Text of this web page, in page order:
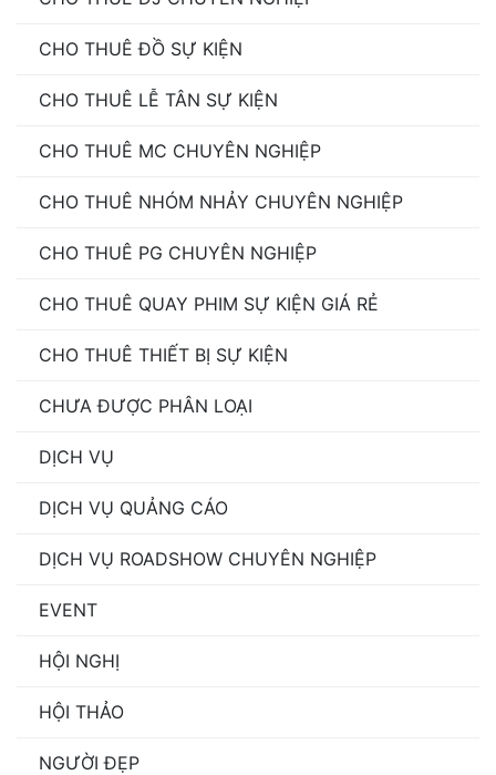
CHO THUÊ ĐỒ SỰ KIỆN
CHO THUÊ LỄ TÂN SỰ KIỆN
CHO THUÊ MC CHUYÊN NGHIỆP
CHO THUÊ NHÓM NHẢY CHUYÊN NGHIỆP
CHO THUÊ PG CHUYÊN NGHIỆP
CHO THUÊ QUAY PHIM SỰ KIỆN GIÁ RẺ
CHO THUÊ THIẾT BỊ SỰ KIỆN
CHƯA ĐƯỢC PHÂN LOẠI
DỊCH VỤ
DỊCH VỤ QUẢNG CÁO
DỊCH VỤ ROADSHOW CHUYÊN NGHIỆP
EVENT
HỘI NGHỊ
HỘI THẢO
NGƯỜI ĐẸP